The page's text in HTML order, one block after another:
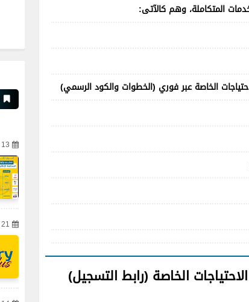
المتكاملة، وهم كالآتى:
الخاصة عبر فوري (الخطوات والكود الرسمي)
الخاصة (رابط التسجيل)
13 مايو 2021
21 فبراير 2020